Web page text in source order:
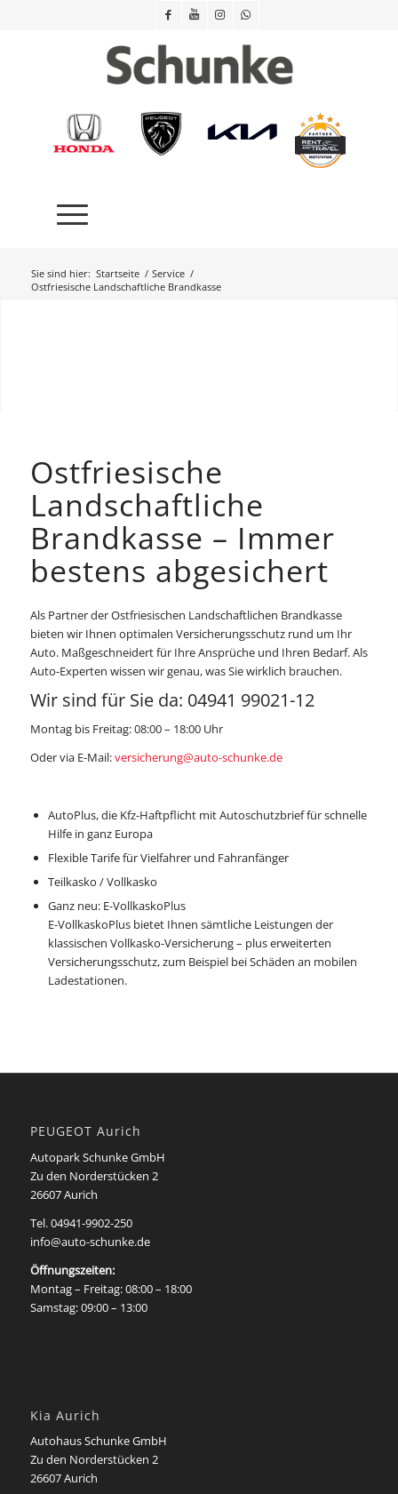
Sie sind hier: Startseite / Service /
Ostfriesische Landschaftliche Brandkasse
Ostfriesische
Landschaftliche
Brandkasse – Immer
bestens abgesichert
Als Partner der Ostfriesischen Landschaftlichen Brandkasse
bieten wir Ihnen optimalen Versicherungsschutz rund um Ihr
Auto. Maßgeschneidert für Ihre Ansprüche und Ihren Bedarf. Als
Auto-Experten wissen wir genau, was Sie wirklich brauchen.
Wir sind für Sie da: 04941 99021-12
Montag bis Freitag: 08:00 – 18:00 Uhr
Oder via E-Mail:versicherung@auto-schunke.de
AutoPlus, die Kfz-Haftpflicht mit Autoschutzbrief für schnelle
Hilfe in ganz Europa
Flexible Tarife für Vielfahrer und Fahranfänger
Teilkasko / Vollkasko
Ganz neu: E-VollkaskoPlus
E-VollkaskoPlus bietet Ihnen sämtliche Leistungen der
klassischen Vollkasko-Versicherung – plus erweiterten
Versicherungsschutz, zum Beispiel bei Schäden an mobilen
Ladestationen.
PEUGEOT Aurich
Autopark Schunke GmbH
Zu den Norderstücken 2
26607 Aurich
Tel.04941-9902-250
info@auto-schunke.de
Öffnungszeiten:
Montag – Freitag: 08:00 – 18:00
Samstag: 09:00 – 13:00
Kia Aurich
Autohaus Schunke GmbH
Zu den Norderstücken 2
26607 Aurich